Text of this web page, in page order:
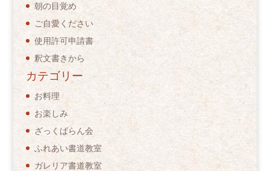
朝の目覚め
ご自愛ください
使用許可申請書
釈文書きから
カテゴリー
お料理
お楽しみ
ざっくばらん会
ふれあい書道教室
ガレリア書道教室